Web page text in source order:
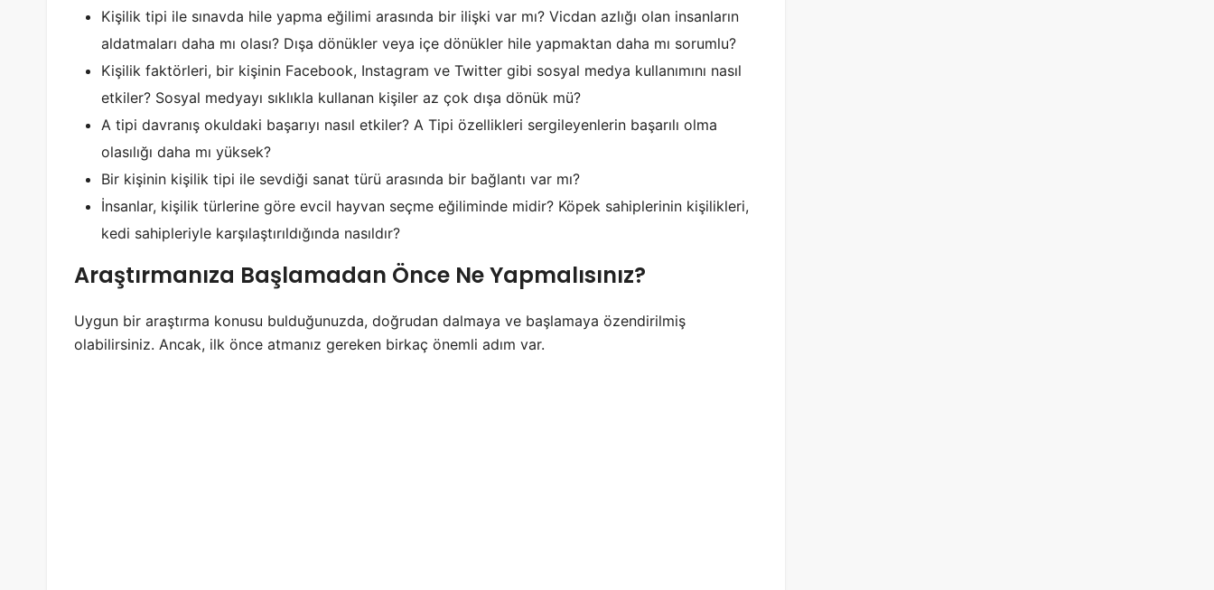
Kişilik tipi ile sınavda hile yapma eğilimi arasında bir ilişki var mı? Vicdan azlığı olan insanların
aldatmaları daha mı olası? Dışa dönükler veya içe dönükler hile yapmaktan daha mı sorumlu?
Kişilik faktörleri, bir kişinin Facebook, Instagram ve Twitter gibi sosyal medya kullanımını nasıl
etkiler? Sosyal medyayı sıklıkla kullanan kişiler az çok dışa dönük mü?
A tipi davranış okuldaki başarıyı nasıl etkiler? A Tipi özellikleri sergileyenlerin başarılı olma
olasılığı daha mı yüksek?
Bir kişinin kişilik tipi ile sevdiği sanat türü arasında bir bağlantı var mı?
İnsanlar, kişilik türlerine göre evcil hayvan seçme eğiliminde midir? Köpek sahiplerinin kişilikleri,
kedi sahipleriyle karşılaştırıldığında nasıldır?
Araştırmanıza Başlamadan Önce Ne Yapmalısınız?
Uygun bir araştırma konusu bulduğunuzda, doğrudan dalmaya ve başlamaya özendirilmiş
olabilirsiniz. Ancak, ilk önce atmanız gereken birkaç önemli adım var.